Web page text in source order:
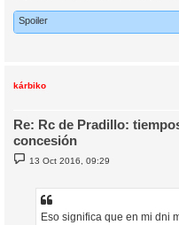
Spoiler
kárbiko
Re: Rc de Pradillo:
concesión
M
e
13 Oct 2016, 09:29
Eso significa que en mi dni